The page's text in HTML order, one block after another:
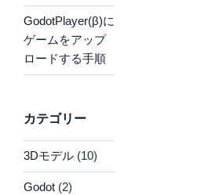
GodotPlayer(β)に
ゲームをアップ
ロードする手順
カテゴリー
3Dモデル (10)
Godot (2)